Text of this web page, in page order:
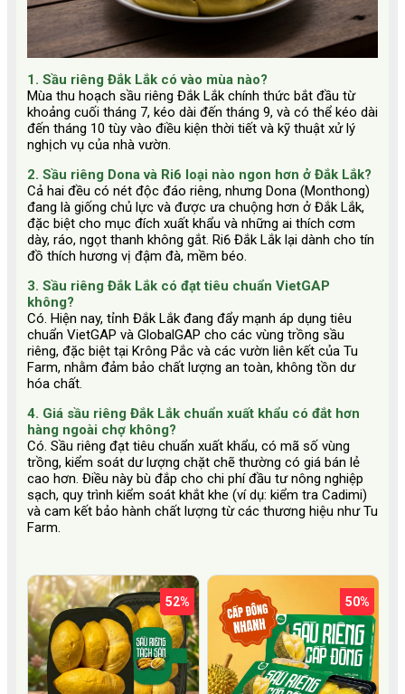
1. Sầu riêng Đắk Lắk có vào mùa nào?
Mùa thu hoạch sầu riêng Đắk Lắk chính thức bắt đầu từ
khoảng cuối tháng 7, kéo dài đến tháng 9, và có thể kéo dài
đến tháng 10 tùy vào điều kiện thời tiết và kỹ thuật xử lý
nghịch vụ của nhà vườn.
2. Sầu riêng Dona và Ri6 loại nào ngon hơn ở Đắk Lắk?
Cả hai đều có nét độc đáo riêng, nhưng Dona (Monthong)
đang là giống chủ lực và được ưa chuộng hơn ở Đắk Lắk,
đặc biệt cho mục đích xuất khẩu và những ai thích cơm
dày, ráo, ngọt thanh không gắt. Ri6 Đắk Lắk lại dành cho tín
đồ thích hương vị đậm đà, mềm béo.
3. Sầu riêng Đắk Lắk có đạt tiêu chuẩn VietGAP
không?
Có. Hiện nay, tỉnh Đắk Lắk đang đẩy mạnh áp dụng tiêu
chuẩn VietGAP và GlobalGAP cho các vùng trồng sầu
riêng, đặc biệt tại Krông Pắc và các vườn liên kết của Tu
Farm, nhằm đảm bảo chất lượng an toàn, không tồn dư
hóa chất.
4. Giá sầu riêng Đắk Lắk chuẩn xuất khẩu có đắt hơn
hàng ngoài chợ không?
Có. Sầu riêng đạt tiêu chuẩn xuất khẩu, có mã số vùng
trồng, kiểm soát dư lượng chặt chẽ thường có giá bán lẻ
cao hơn. Điều này bù đắp cho chi phí đầu tư nông nghiệp
sạch, quy trình kiểm soát khắt khe (ví dụ: kiểm tra Cadimi)
và cam kết bảo hành chất lượng từ các thương hiệu như Tu
Farm.
52% 50%